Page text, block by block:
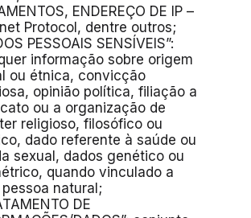
ENDEREÇO DE IP –
Protocol, dentre outros;
PESSOAIS SENSÍVEIS”:
informação sobre origem
ou étnica, convicção
opinião política, filiação a
ou a organização de
religioso, filosófico ou
dado referente à saúde ou
sexual, dados genético ou
quando vinculado a
natural;
DE